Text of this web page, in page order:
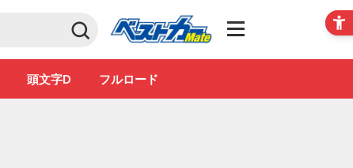
Club
頭文字D フルロード